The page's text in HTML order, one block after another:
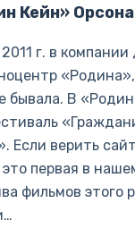
Кейн»
г. в компании
бывала. В
Если верить
первая в
фильмов этого